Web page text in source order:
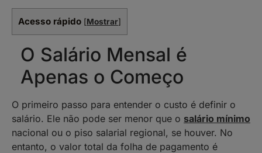
Acesso rápido [Mostrar]
O Salário Mensal é
Apenas o Começo
O primeiro passo para entender o custo é definir o
salário. Ele não pode ser menor que o salário mínimo
nacional ou o piso salarial regional, se houver. No
entanto, o valor total da folha de pagamento é